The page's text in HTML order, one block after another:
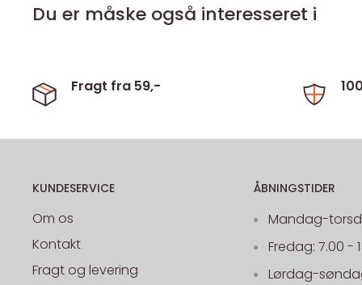
Du er måske også interesseret i
Fragt fra 59,-
KUNDESERVICE
Om os
Kontakt
Fragt og levering
ÅBNINGSTIDER
Mandag-
Fredag: 7.00 -
Lørdag-